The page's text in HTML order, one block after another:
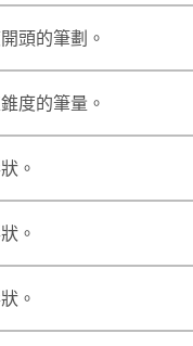
頭的筆劃。
度的筆量。
。
。
。